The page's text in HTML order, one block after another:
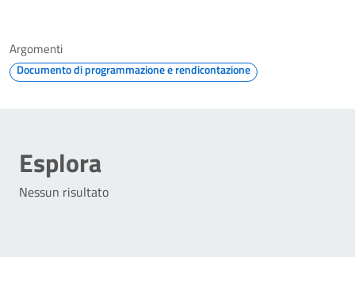
Argomenti
Documento di programmazione e rendicontazione
Esplora
Nessun risultato